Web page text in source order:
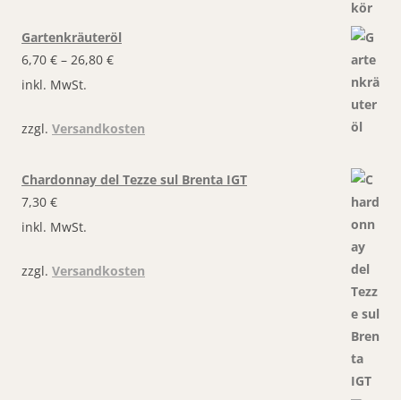
Gartenkräuteröl
6,70 € – 26,80 €
inkl. MwSt.
zzgl. Versandkosten
Chardonnay del Tezze sul Brenta IGT
7,30 €
inkl. MwSt.
zzgl. Versandkosten